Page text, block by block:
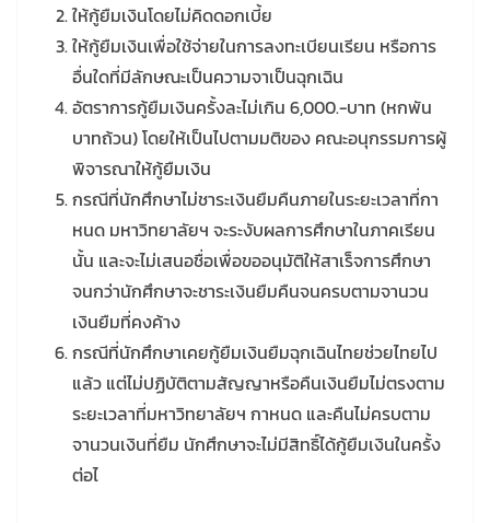
ให้กู้ยืมเงินโดยไม่คิดดอกเบี้ย
ให้กู้ยืมเงินเพื่อใช้จ่ายในการลงทะเบียนเรียน หรือการ
อื่นใดที่มีลักษณะเป็นความจาเป็นฉุกเฉิน
อัตราการกู้ยืมเงินครั้งละไม่เกิน 6,000.-บาท (หกพัน
บาทถ้วน) โดยให้เป็นไปตามมติของ คณะอนุกรรมการผู้
พิจารณาให้กู้ยืมเงิน
กรณีที่นักศึกษาไม่ชาระเงินยืมคืนภายในระยะเวลาที่กา
หนด มหาวิทยาลัยฯ จะระงับผลการศึกษาในภาคเรียน
นั้น และจะไม่เสนอชื่อเพื่อขออนุมัติให้สาเร็จการศึกษา
จนกว่านักศึกษาจะชาระเงินยืมคืนจนครบตามจานวน
เงินยืมที่คงค้าง
กรณีที่นักศึกษาเคยกู้ยืมเงินยืมฉุกเฉินไทยช่วยไทยไป
แล้ว แต่ไม่ปฏิบัติตามสัญญาหรือคืนเงินยืมไม่ตรงตาม
ระยะเวลาที่มหาวิทยาลัยฯ กาหนด และคืนไม่ครบตาม
จานวนเงินที่ยืม นักศึกษาจะไม่มีสิทธิ์ได้กู้ยืมเงินในครั้ง
ต่อไ